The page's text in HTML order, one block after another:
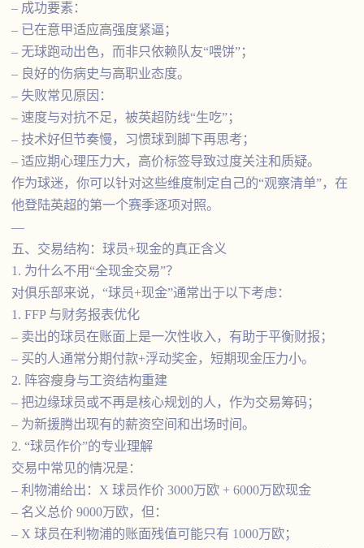
– 成功要素：
– 已在意甲适应高强度紧逼；
– 无球跑动出色，而非只依赖队友“喂饼”；
– 良好的伤病史与高职业态度。
– 失败常见原因：
– 速度与对抗不足，被英超防线“生吃”；
– 技术好但节奏慢，习惯球到脚下再思考；
– 适应期心理压力大，高价标签导致过度关注和质疑。
作为球迷，你可以针对这些维度制定自己的“观察清单”，在
他登陆英超的第一个赛季逐项对照。
—
五、交易结构：球员+现金的真正含义
1. 为什么不用“全现金交易”？
对俱乐部来说，“球员+现金”通常出于以下考虑：
1. FFP 与财务报表优化
– 卖出的球员在账面上是一次性收入，有助于平衡财报；
– 买的人通常分期付款+浮动奖金，短期现金压力小。
2. 阵容瘦身与工资结构重建
– 把边缘球员或不再是核心规划的人，作为交易筹码；
– 为新援腾出现有的薪资空间和出场时间。
2. “球员作价”的专业理解
交易中常见的情况是：
– 利物浦给出：X 球员作价 3000万欧 + 6000万欧现金
– 名义总价 9000万欧，但：
– X 球员在利物浦的账面残值可能只有 1000万欧；